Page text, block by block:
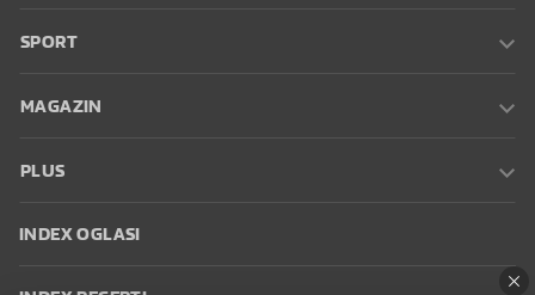
SPORT
MAGAZIN
PLUS
INDEX OGLASI